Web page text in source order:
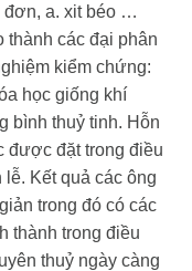
đơn, a. xit béo …
các đại phân
kiểm chứng:
học giống khí
bình thuỷ tinh. Hỗn
được đặt trong điều
lễ. Kết quả các ông
trong đó có các
thành trong điều
thuỷ ngày càng